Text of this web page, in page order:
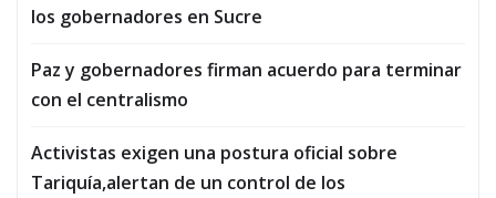
los gobernadores en Sucre
Paz y gobernadores firman acuerdo para terminar
con el centralismo
Activistas exigen una postura oficial sobre
Tariquía,alertan de un control de los